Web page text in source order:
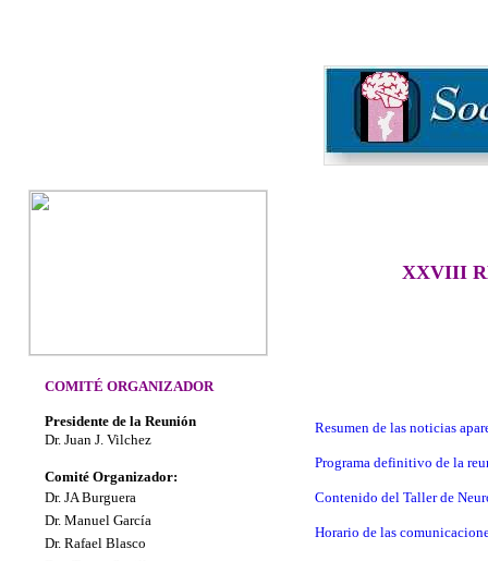
XXVIII
COMITÉ ORGANIZADOR
Presidente de la Reunión
Dr. Juan J. Vilchez
Comité Organizador:
Dr. JA Burguera
Dr. Manuel García
Dr. Rafael Blasco
Resumen de las noticias
Programa definitivo de la
Contenido del Taller de
Horario de las